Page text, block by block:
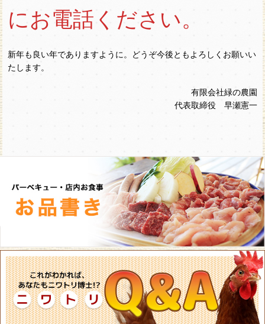
にお電話ください。
新年も良い年でありますように。どうぞ今後ともよろしくお願いい
たします。
有限会社緑の農園
代表取締役 早瀬憲一